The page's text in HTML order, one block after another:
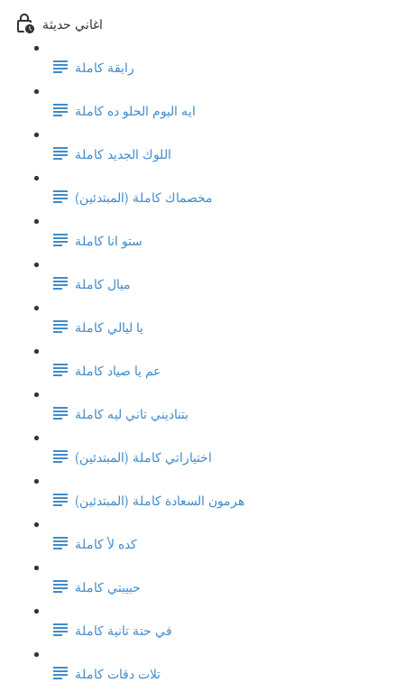
اغاني حديثة
رايقة كاملة
ايه اليوم الحلو ده كاملة
اللوك الجديد كاملة
(مخصماك كاملة (المبتدئين
ستو انا كاملة
ميال كاملة
يا ليالي كاملة
عم يا صياد كاملة
بتناديني تاني ليه كاملة
اختياراتي كاملة (المبتدئين)
هرمون السعادة كاملة (المبتدئين)
كده لأ كاملة
حبيبتي كاملة
في حتة تانية كاملة
تلات دقات كاملة